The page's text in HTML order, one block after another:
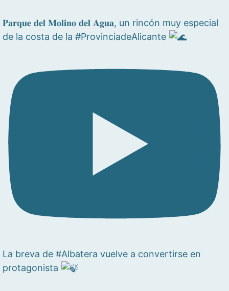
𝐏𝐚𝐫𝐪𝐮𝐞 𝐝𝐞𝐥 𝐌𝐨𝐥𝐢𝐧𝐨 𝐝𝐞𝐥 𝐀𝐠𝐮𝐚, un rincón muy especial
de la costa de la #ProvinciadeAlicante
La breva de #Albatera vuelve a convertirse en
protagonista